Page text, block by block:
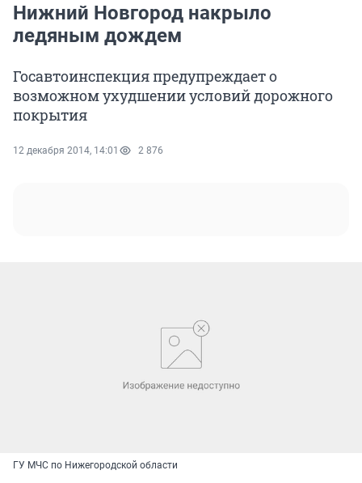
Нижний Новгород накрыло
ледяным дождем
Госавтоинспекция предупреждает о
возможном ухудшении условий дорожного
покрытия
12 декабря 2014, 14:01 2 876
ГУ МЧС по Нижегородской области